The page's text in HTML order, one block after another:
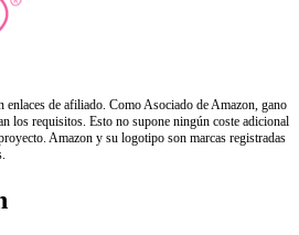
enlaces de afiliado. Como Asociado de Amazon, gano
los requisitos. Esto no supone ningún coste adicional
Amazon y su logotipo son marcas registradas